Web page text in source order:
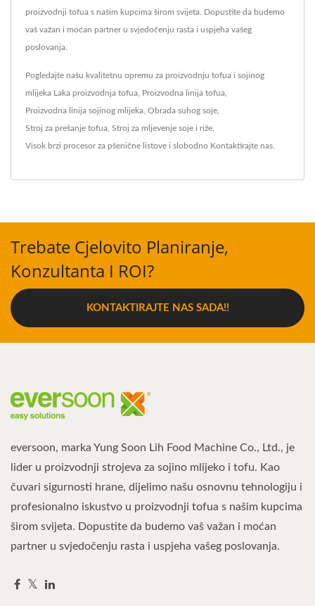
proizvodnji tofua s našim kupcima širom svijeta. Dopustite da budemo
vaš važan i moćan partner u svjedočenju rasta i uspjeha vašeg
poslovanja.
Pogledajte našu kvalitetnu opremu za proizvodnju tofua i sojinog
mlijeka Laka proizvodnja tofua Proizvodna linija tofua
Proizvodna linija sojinog mlijeka Obrada suhog soje
Stroj za prešanje tofua Stroj za mljevenje soje i riže
Visok brzi procesor za pšenične listove i slobodno Kontaktirajte nas
Trebate Cjelovito Planiranje,
Konzultanta I ROI?
KONTAKTIRAJTE NAS SADA!!
eversoon, marka Yung Soon Lih Food Machine Co., Ltd., je
lider u proizvodnji strojeva za sojino mlijeko i tofu. Kao
čuvari sigurnosti hrane, dijelimo našu osnovnu tehnologiju i
profesionalno iskustvo u proizvodnji tofua s našim kupcima
širom svijeta. Dopustite da budemo vaš važan i moćan
partner u svjedočenju rasta i uspjeha vašeg poslovanja.